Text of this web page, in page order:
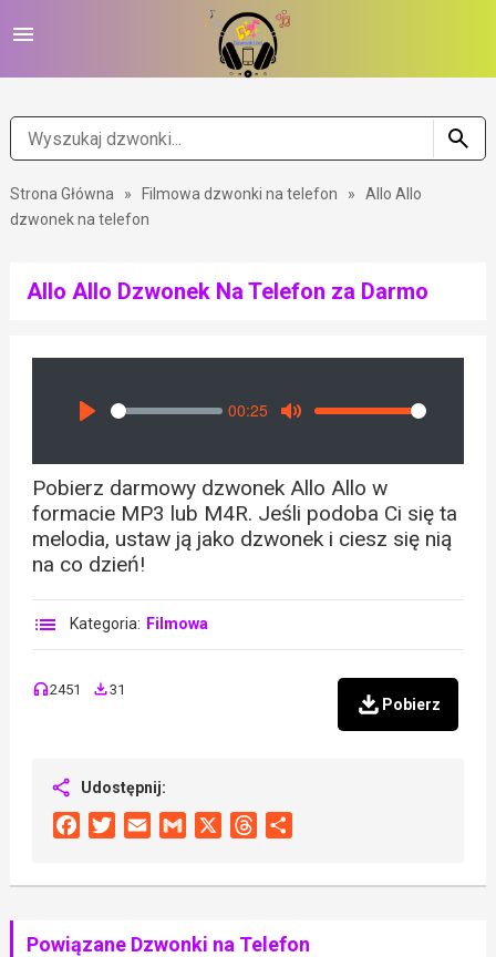
Strona Główna » Filmowa dzwonki na telefon »
Allo Allo
dzwonek na telefon
Allo Allo Dzwonek Na Telefon za Darmo
Seek
00:25
Volume
Pobierz darmowy dzwonek Allo Allo w
formacie MP3 lub M4R. Jeśli podoba Ci się ta
melodia, ustaw ją jako dzwonek i ciesz się nią
na co dzień!
Kategoria: Filmowa
2451 31
Pobierz
Udostępnij:
FacebookTwitterEmail Gmail Threads
Powiązane Dzwonki na Telefon